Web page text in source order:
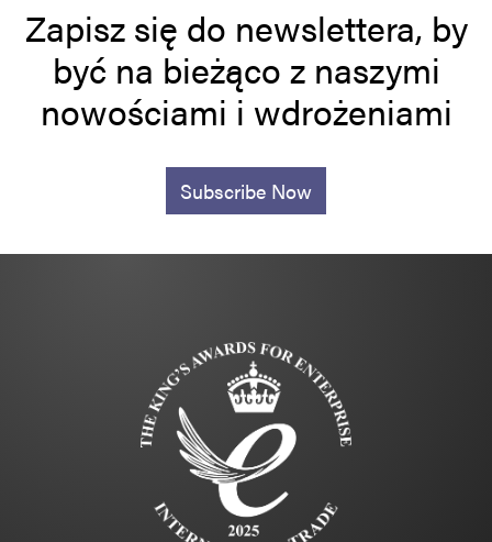
Zapisz się do newslettera, by
być na bieżąco z naszymi
nowościami i wdrożeniami
Subscribe Now